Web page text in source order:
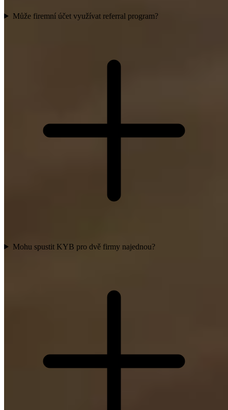
Může firemní účet využívat referral program?
Mohu spustit KYB pro dvě firmy najednou?